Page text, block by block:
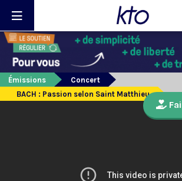
Émissions
Concert
BACH : Passion selon Saint Matthieu